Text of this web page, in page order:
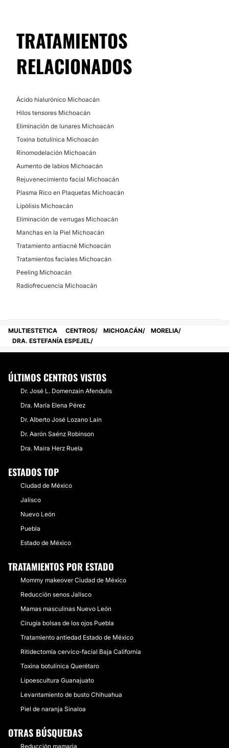
Financiación o facilidades de pago:
No
Radiofrecuencia
TRATAMIENTOS
RELACIONADOS
Ácido hialurónico Michoacán
Hilos tensores Michoacán
Eliminación de lunares Michoacán
Toxina botulínica Michoacán
Rinomodelación Michoacán
Aumento de labios Michoacán
Rejuvenecimiento facial Michoacán
Plasma Rico en Plaquetas Michoacán
Lipólisis Michoacán
Eliminación de verrugas Michoacán
Manchas en la Piel Michoacán
Tratamiento antiacné Michoacán
Tratamientos faciales Michoacán
Peeling Michoacán
Radiofrecuencia Michoacán
MULTIESTETICA CENTROS MICHOACÁN
MORELIA
DRA. ESTEFANÍA ESPEJEL
ÚLTIMOS CENTROS VISTOS
Dr. José L. Domenzain Afendulis
Dra. María Elena Pérez
Dr. Alberto José Lozano Lain
Dr. Aarón Saénz Robinson
Dra. Maira Herz Ruela
ESTADOS TOP
Ciudad de México
Jalisco
Nuevo León
Puebla
Estado de México
TRATAMIENTOS POR ESTADO
Mommy makeover Ciudad de México
Reducción senos Jalisco
Mamas masculinas Nuevo León
Cirugía bolsas de los ojos Puebla
Tratamiento antiedad Estado de México
Ritidectomía cervico-facial Baja California
Toxina botulínica Querétaro
Lipoescultura Guanajuato
Levantamiento de busto Chihuahua
Piel de naranja Sinaloa
OTRAS BÚSQUEDAS
Reducción mamaria